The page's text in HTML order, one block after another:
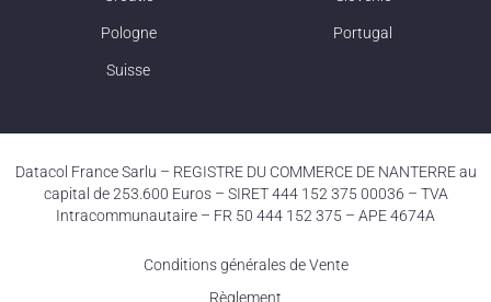
Pologne Portugal
Suisse
Datacol France Sarlu – REGISTRE DU COMMERCE DE NANTERRE au
capital de 253.600 Euros – SIRET 444 152 375 00036 – TVA
Intracommunautaire – FR 50 444 152 375 – APE 4674A
Conditions générales de Vente
Règlement